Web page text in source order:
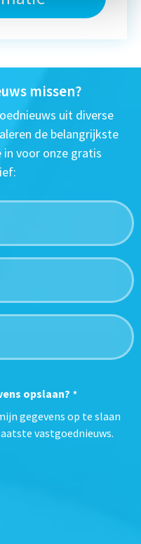
missen?
uit diverse
de belangrijkste
voor onze gratis
opslaan? *
gegevens op te slaan
vastgoednieuws.